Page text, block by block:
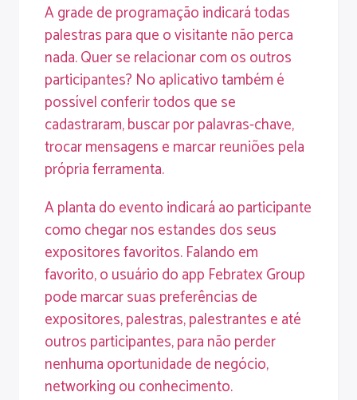
A grade de programação indicará todas
palestras para que o visitante não perca
nada. Quer se relacionar com os outros
participantes? No aplicativo também é
possível conferir todos que se
cadastraram, buscar por palavras-chave,
trocar mensagens e marcar reuniões pela
própria ferramenta.
A planta do evento indicará ao participante
como chegar nos estandes dos seus
expositores favoritos. Falando em
favorito, o usuário do app Febratex Group
pode marcar suas preferências de
expositores, palestras, palestrantes e até
outros participantes, para não perder
nenhuma oportunidade de negócio,
networking ou conhecimento.